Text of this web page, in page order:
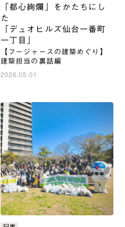
「都心絢爛」をかたちにし
た
「デュオヒルズ仙台一番町
一丁目」
【フージャースの建築めぐり】
建築担当の裏話編
2026.05.01